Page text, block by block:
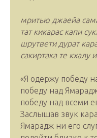
мритью джаейа
тат кикарас капи
шрутвети дурат
сакиртака те кхалу
«Я одержу победу
победу над
победу над всеми
Заслышав звук
Ямарадж ни его